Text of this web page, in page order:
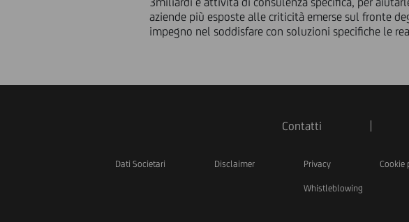
aziende più esposte alle criticità emerse sul fronte
impegno nel soddisfare con soluzioni specifiche le
Contatti
Dati Societari Disclaimer Privacy Cookie
Whistleblowing